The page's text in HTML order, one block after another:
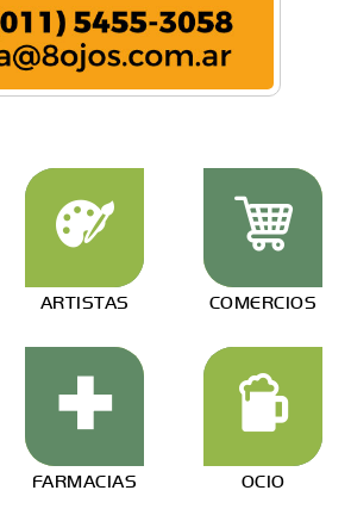
ARTISTAS COMERCIOS
FARMACIAS OCIO